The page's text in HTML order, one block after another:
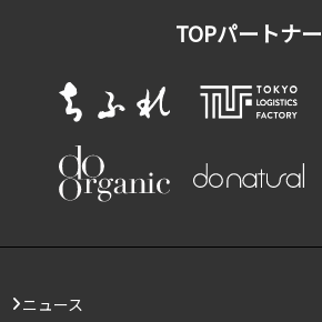
TOPパートナー
ニュース